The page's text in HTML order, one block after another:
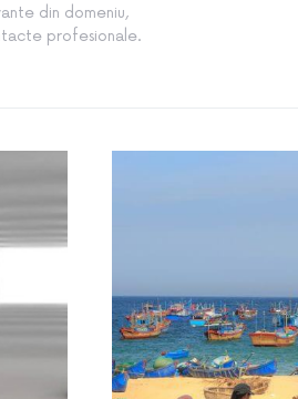
din domeniu,
profesionale.